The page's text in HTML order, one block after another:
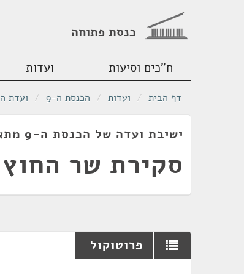
כנסת פתוחה
ח"כים וסיעות ועדות
דף הבית / ועדות / הכנסת ה-9 / ועדת
ישיבת ועדה של הכנסת ה-9 מתאריך 10/12/1980
סקירת שר
פרוטוקול